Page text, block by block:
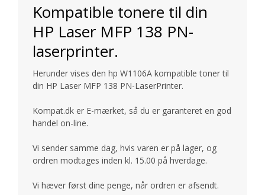
Kompatible tonere til din
HP Laser MFP 138 PN-
laserprinter.
Herunder vises den hp W1106A kompatible toner til
din HP Laser MFP 138 PN-LaserPrinter.
Kompat.dk er E-mærket, så du er garanteret en god
handel on-line.
Vi sender samme dag, hvis varen er på lager, og
ordren modtages inden kl. 15.00 på hverdage.
Vi hæver først dine penge, når ordren er afsendt.